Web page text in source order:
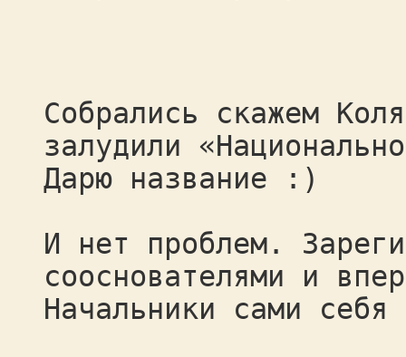
Собрались скажем
залудили
Дарю название :)
И нет проблем.
сооснователями и
Начальники сами